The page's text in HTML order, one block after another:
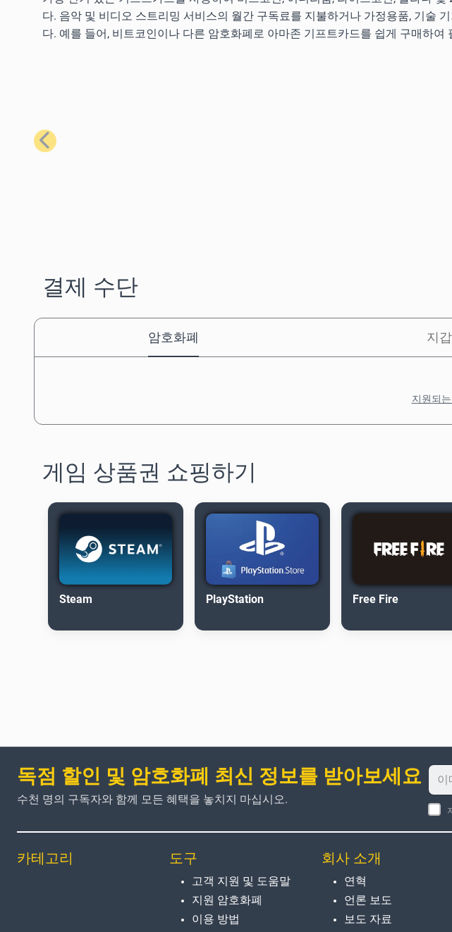
다. 음악 및 비디오 스트리밍 서비스의 월간 구독료를 지불하거나 가정용품, 기술
다. 예를 들어, 비트코인이나 다른 암호화폐로 아마존 기프트카드를 쉽게 구매하여
이전
결제 수단
암호화폐 지
지원되
게임 상품권 쇼핑하기
Steam PlayStation Free Fire
독점 할인 및 암호화폐 최신 정보를 받아보세요
수천 명의 구독자와 함께 모든 혜택을 놓치지 마십시오.
카테고리 도구
고객 지원 및 도움말
지원 암호화폐
이용 방법
회사 소개
연혁
언론 보도
보도 자료